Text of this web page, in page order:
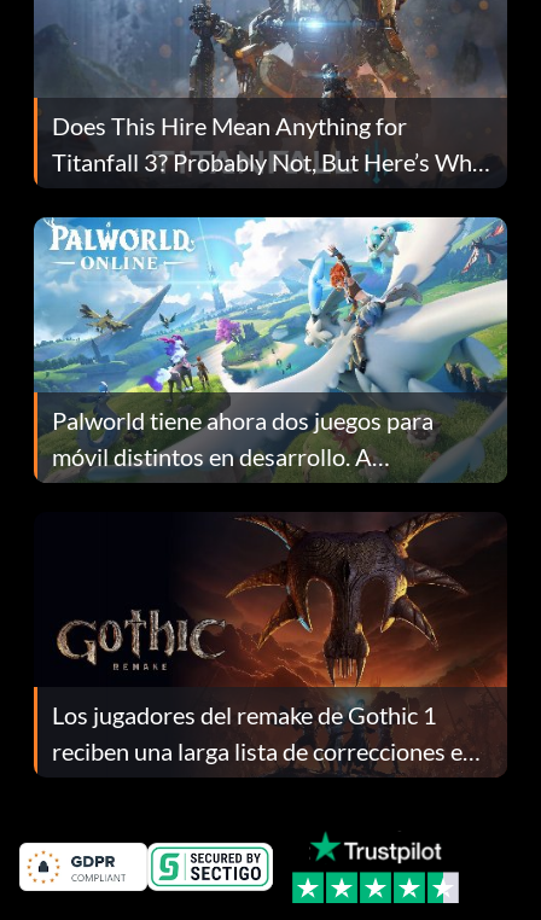
Does This Hire Mean Anything for
Titanfall 3? Probably Not, But Here’s Why
Fans Are Hopeful
Palworld tiene ahora dos juegos para
móvil distintos en desarrollo. A
continuación te explicamos por qué.
Los jugadores del remake de Gothic 1
reciben una larga lista de correcciones en
el parche 1.0.4